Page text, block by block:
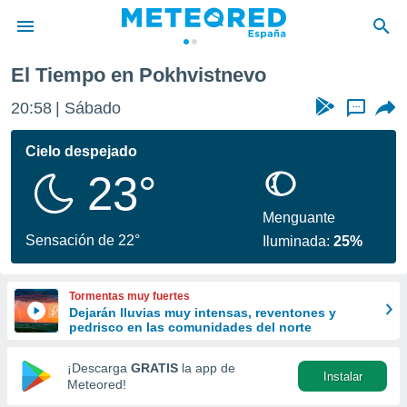
de
por
se
calidad.
a este
las
y
forma
digital
basada
El Tiempo en Pokhvistnevo
20:58 Sábado ...
Cielo despejado
23°
Sensación de 22°
Menguante
Iluminada:25%
Tormentas muy fuertes
Dejarán lluvias muy intensas, reventones y
pedrisco en las comunidades del norte
¡Descarga GRATIS la app de
Meteored!
Instalar